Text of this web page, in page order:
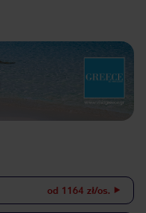
od 1164 zł/os.